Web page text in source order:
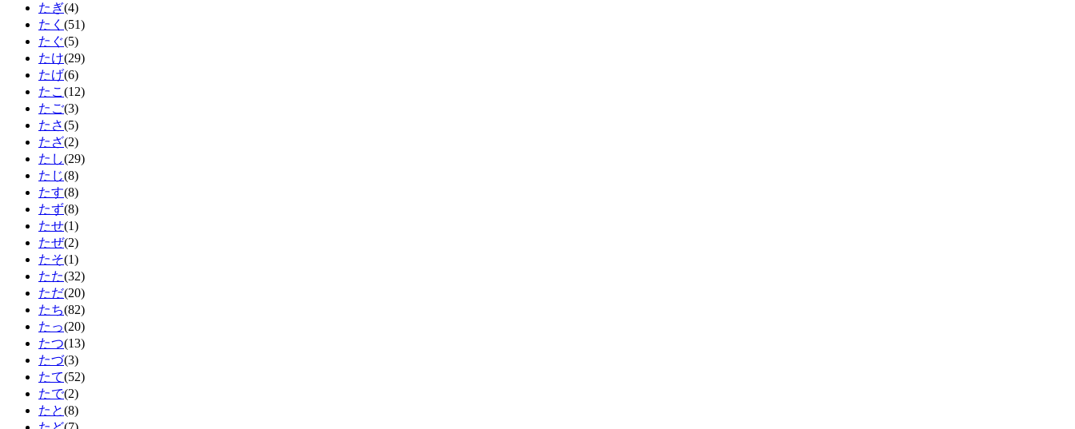
たぎ(4)
たく (51)
たぐ(5)
たけ(29)
たげ(6)
たこ (12)
たご(3)
たさ(5)
たざ(2)
たし(29)
たじ(8)
たす(8)
たず(8)
たせ(1)
たぜ(2)
たそ(1)
たた(32)
ただ(20)
たち(82)
たっ(20)
たつ(13)
たづ(3)
たて(52)
たで(2)
たと(8)